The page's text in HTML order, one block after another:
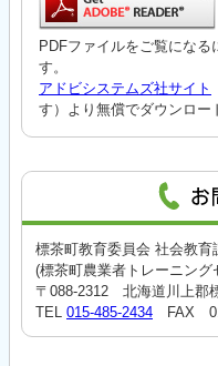
PDFファイルをご覧になる
す。
アドビシステムズ社サイト
す）より無償でダウンロー
標茶町教育委員会 社会教育
(標茶町農業者トレーニング
〒088-2312 北海道川上郡
TEL 015-485-2434 FAX